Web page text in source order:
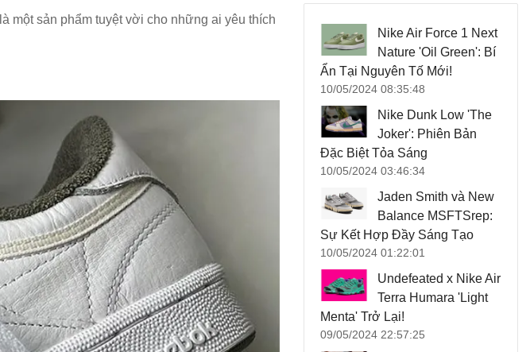
một sản phẩm tuyệt vời cho những ai yêu thích
Nike Air Force 1 Next
Nature 'Oil Green': Bí
Ẩn Tại Nguyên Tố Mới!
10/05/2024 08:35:48
Nike Dunk Low 'The
Joker': Phiên Bản
Đặc Biệt Tỏa Sáng
10/05/2024 03:46:34
Jaden Smith và New
Balance MSFTSrep:
Sự Kết Hợp Đầy Sáng Tạo
10/05/2024 01:22:01
Undefeated x Nike Air
Terra Humara 'Light
Menta' Trở Lại!
09/05/2024 22:57:25